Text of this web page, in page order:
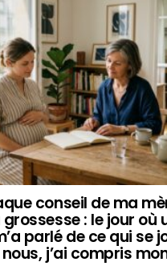
conseil de ma
: le jour où
parlé de ce qui se
j’ai compris